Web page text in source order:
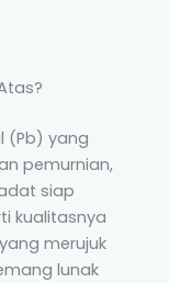
(Pb) yang
pemurnian,
siap
kualitasnya
merujuk
lunak